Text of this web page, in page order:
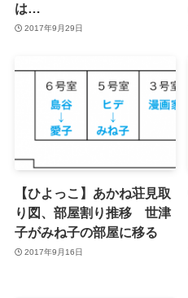
は…
2017年9月29日
【ひよっこ】あかね荘見取
り図、部屋割り推移 世津
子がみね子の部屋に移る
2017年9月16日